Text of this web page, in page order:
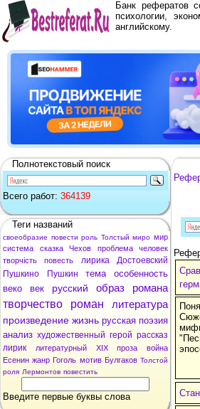
Банк рефератов
психологии,
английскому.
Полнотекстовый поиск
Всего работ: 364139
Теги названий
своеобразие повести роль Толстый миро мир
система
сказка Чехов проблема
человек
творчість
повесть лирика
Достоевский
Пушкино
Пушкин тема
особенность
веко
век русский образ
романа
творчество
роман литература
произведение жизнь русская поэзия
анализ художественный герой рассказ
лирик
литературный XIX проза
война
Есенин жанр Гоголь мотив Булгаков Толстой
роля Лермонтов повестить
Введите первые буквы слова